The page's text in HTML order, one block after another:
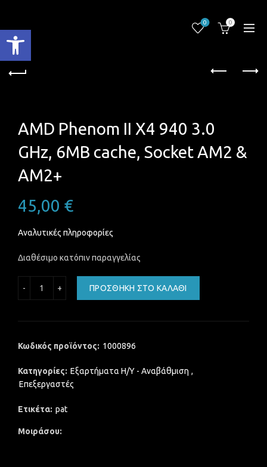
Ανοίξτε τη γραμμή εργαλείων
0 0
AMD Phenom II X4 940 3.0
GHz, 6MB cache, Socket AM2 &
AM2+
45,00 €
Αναλυτικές πληροφορίες
Διαθέσιμο κατόπιν παραγγελίας
ΠΡΟΣΘΉΚΗ ΣΤΟ ΚΑΛΆΘΙ
Κωδικός προϊόντος: 1000896
Κατηγορίες: Εξαρτήματα Η/Υ - Αναβάθμιση ,
Επεξεργαστές
Ετικέτα: pat
Μοιράσου